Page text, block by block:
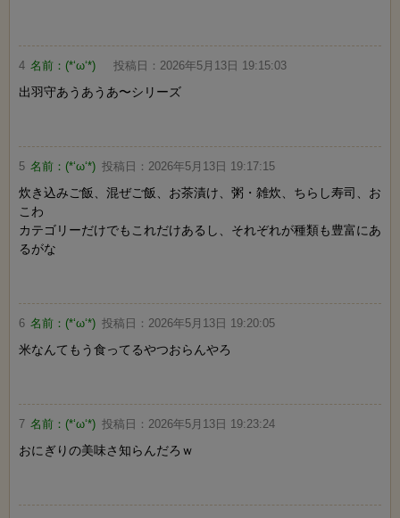
4 名前： (*‘ω‘*) 投稿日： 2026年5月13日 19:15:03
出羽守あうあうあ〜シリーズ
5 名前： (*‘ω‘*) 投稿日： 2026年5月13日 19:17:15
炊き込みご飯、混ぜご飯、お茶漬け、粥・雑炊、ちらし寿司、お
こわ
カテゴリーだけでもこれだけあるし、それぞれが種類も豊富にあ
るがな
6 名前： (*‘ω‘*) 投稿日： 2026年5月13日 19:20:05
米なんてもう食ってるやつおらんやろ
7 名前： (*‘ω‘*) 投稿日： 2026年5月13日 19:23:24
おにぎりの美味さ知らんだろｗ